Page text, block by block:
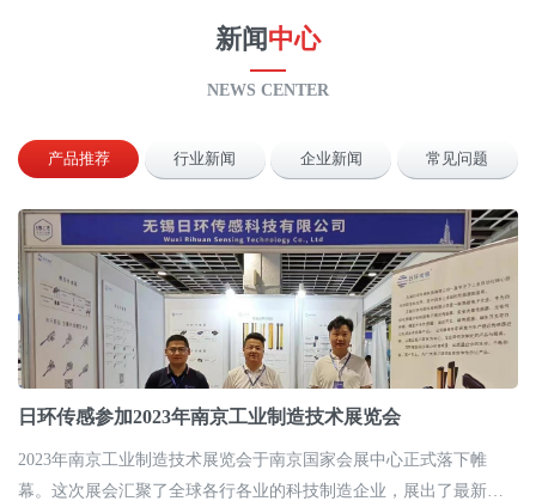
新闻中心
NEWS CENTER
产品推荐 行业新闻 企业新闻 常见问题
日环传感参加2023年南京工业制造技术展览会
2023年南京工业制造技术展览会于南京国家会展中心正式落下帷
幕。这次展会汇聚了全球各行各业的科技制造企业，展出了最新的